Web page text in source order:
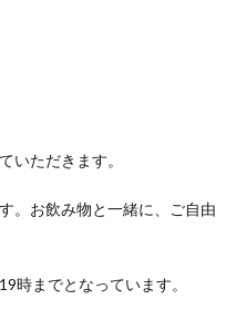
いただきます。
。 お飲み物と一緒に、ご自由
時までとなっています。